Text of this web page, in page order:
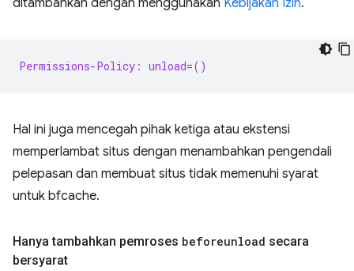
ditambahkan dengan menggunakan Kebijakan Izin.
Permissions-Policy: unload=()
Hal ini juga mencegah pihak ketiga atau ekstensi
memperlambat situs dengan menambahkan pengendali
pelepasan dan membuat situs tidak memenuhi syarat
untuk bfcache.
Hanya tambahkan pemroses beforeunload secara
bersyarat